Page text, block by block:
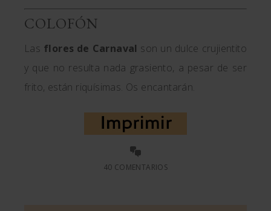
COLOFÓN
Las flores de Carnaval son un dulce crujientito
y que no resulta nada grasiento, a pesar de ser
frito, están riquísimas. Os encantarán.
40 COMENTARIOS